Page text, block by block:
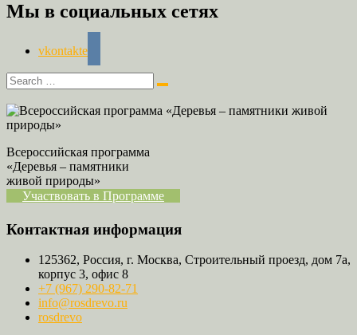
Мы в социальных сетях
vkontakte
Всероссийская программа
«Деревья – памятники
живой природы»
Участвовать в Программе
Контактная информация
125362, Россия, г. Москва, Строительный проезд, дом 7а,
корпус 3, офис 8
+7 (967) 290-82-71
info@rosdrevo.ru
rosdrevo